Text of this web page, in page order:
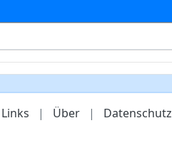
Links | Über | Datenschutz